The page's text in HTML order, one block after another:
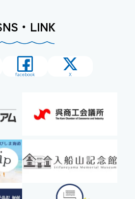
・LINK
facebook X